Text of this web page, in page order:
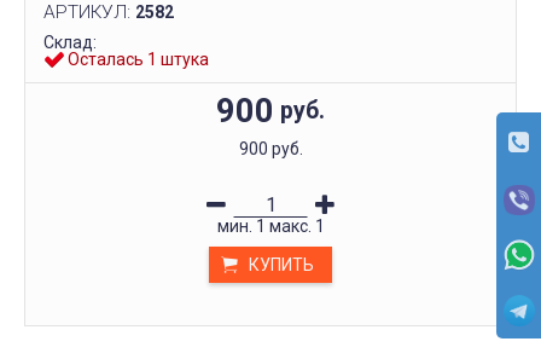
АРТИКУЛ: 2582
Склад:
Осталась 1 штука
900 руб.
900 руб.
мин. 1 макс. 1
КУПИТЬ